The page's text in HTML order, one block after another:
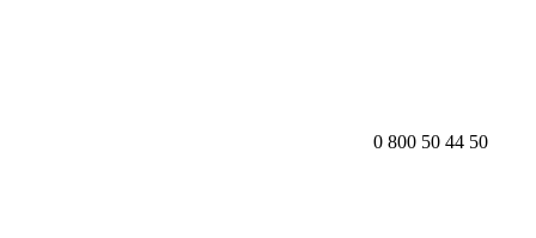
0 800 50 44 50